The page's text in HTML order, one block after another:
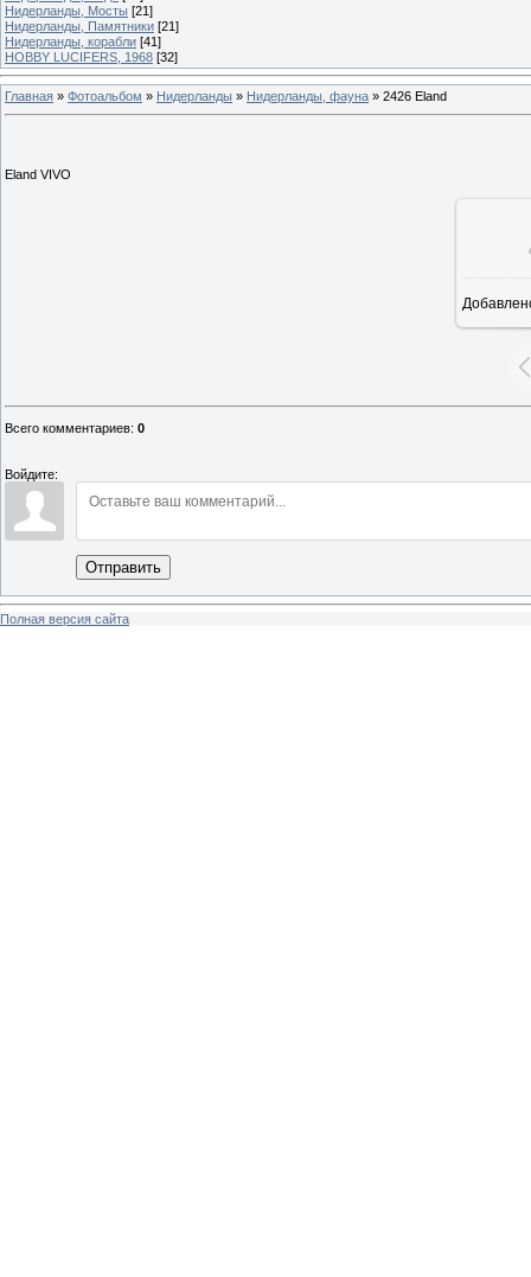
Нидерланды, Мосты [21]
Нидерланды, Памятники [21]
Нидерланды, корабли [41]
HOBBY LUCIFERS, 1968 [32]
Главная » Фотоальбом » Нидерланды » Нидерланды, фауна » 2426 Eland
Eland VIVO
Всего комментариев: 0
Войдите:
Отправить
Полная версия сайта